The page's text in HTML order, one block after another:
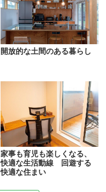
開放的な土間のある暮らし
家事も育児も楽しくなる、
快適な生活動線 回遊する
快適な住まい